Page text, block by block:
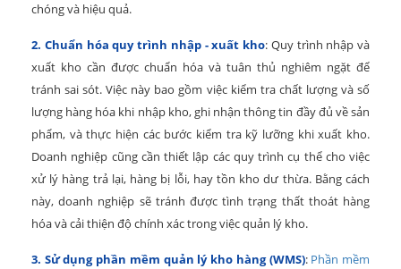
chóng và hiệu quả.
2. Chuẩn hóa quy trình nhập - xuất kho: Quy trình nhập và
xuất kho cần được chuẩn hóa và tuân thủ nghiêm ngặt để
tránh sai sót. Việc này bao gồm việc kiểm tra chất lượng và số
lượng hàng hóa khi nhập kho, ghi nhận thông tin đầy đủ về sản
phẩm, và thực hiện các bước kiểm tra kỹ lưỡng khi xuất kho.
Doanh nghiệp cũng cần thiết lập các quy trình cụ thể cho việc
xử lý hàng trả lại, hàng bị lỗi, hay tồn kho dư thừa. Bằng cách
này, doanh nghiệp sẽ tránh được tình trạng thất thoát hàng
hóa và cải thiện độ chính xác trong việc quản lý kho.
3. Sử dụng phần mềm quản lý kho hàng (WMS): Phần mềm